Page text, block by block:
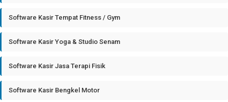
Software Kasir Tempat Fitness / Gym
Software Kasir Yoga & Studio Senam
Software Kasir Jasa Terapi Fisik
Software Kasir Bengkel Motor